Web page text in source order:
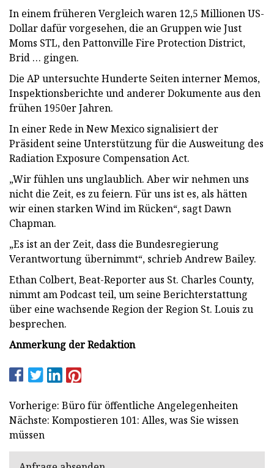
In einem früheren Vergleich waren 12,5 Millionen US-
Dollar dafür vorgesehen, die an Gruppen wie Just
Moms STL, den Pattonville Fire Protection District,
Brid … gingen.
Die AP untersuchte Hunderte Seiten interner Memos,
Inspektionsberichte und anderer Dokumente aus den
frühen 1950er Jahren.
In einer Rede in New Mexico signalisiert der
Präsident seine Unterstützung für die Ausweitung des
Radiation Exposure Compensation Act.
„Wir fühlen uns unglaublich. Aber wir nehmen uns
nicht die Zeit, es zu feiern. Für uns ist es, als hätten
wir einen starken Wind im Rücken“, sagt Dawn
Chapman.
„Es ist an der Zeit, dass die Bundesregierung
Verantwortung übernimmt“, schrieb Andrew Bailey.
Ethan Colbert, Beat-Reporter aus St. Charles County,
nimmt am Podcast teil, um seine Berichterstattung
über eine wachsende Region der Region St. Louis zu
besprechen.
Anmerkung der Redaktion
Vorherige: Büro für öffentliche Angelegenheiten
Nächste: Kompostieren 101: Alles, was Sie wissen
müssen